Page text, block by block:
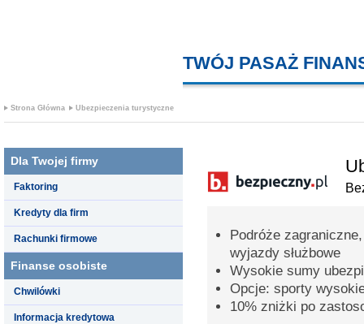
TWÓJ PASAŻ
Strona Główna Ubezpieczenia turystyczne
Dla Twojej firmy
Faktoring
Kredyty dla firm
Rachunki firmowe
Finanse osobiste
Chwilówki
Informacja kredytowa
Podróże
wyjazdy służbowe
Wysokie sumy
Opcje: sporty
10% zniżki po